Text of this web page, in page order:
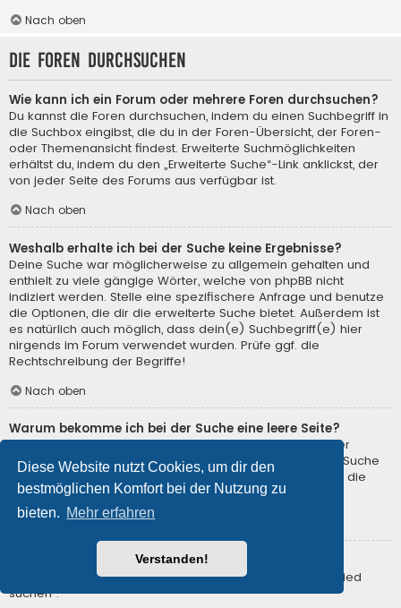
Diese Website nutzt Cookies, um dir den
bestmöglichen Komfort bei der Nutzung zu
bieten. Mehr erfahren
Verstanden!
Nach oben
Die Foren durchsuchen
Wie kann ich ein Forum oder mehrere Foren durchsuchen?
Du kannst die Foren durchsuchen, indem du einen Suchbegriff in
die Suchbox eingibst, die du in der Foren-Übersicht, der Foren-
oder Themenansicht findest. Erweiterte Suchmöglichkeiten
erhältst du, indem du den „Erweiterte Suche“-Link anklickst, der
von jeder Seite des Forums aus verfügbar ist.
Nach oben
Weshalb erhalte ich bei der Suche keine Ergebnisse?
Deine Suche war möglicherweise zu allgemein gehalten und
enthielt zu viele gängige Wörter, welche von phpBB nicht
indiziert werden. Stelle eine spezifischere Anfrage und benutze
die Optionen, die dir die erweiterte Suche bietet. Außerdem ist
es natürlich auch möglich, dass dein(e) Suchbegriff(e) hier
nirgends im Forum verwendet wurden. Prüfe ggf. die
Rechtschreibung der Begriffe!
Nach oben
Warum bekomme ich bei der Suche eine leere Seite?
Deine Suche lieferte zu viele Ergebnisse, somit konnte der
Webserver sie nicht verarbeiten. Benutze die erweiterte Suche
und gib spezifischere Suchbegriffe ein oder beschränke die
Suche auf verschiedene Unterforen.
Nach oben
Wie kann ich nach Mitgliedern suchen?
Gehe zur Mitgliederliste und klicke auf „Nach einem Mitglied
suchen“.